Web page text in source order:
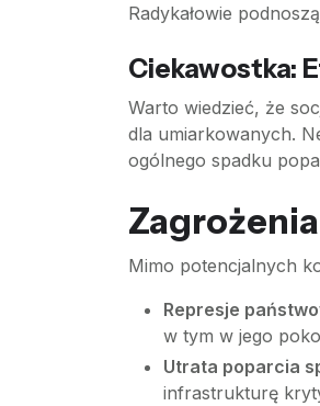
Radykałowie
Ciekawostka:
Warto wiedzieć, że
dla umiarkowanych.
ogólnego spadku
Mimo potencjalnych
Represje
w tym w jego
Utrata poparcia
infrastrukturę